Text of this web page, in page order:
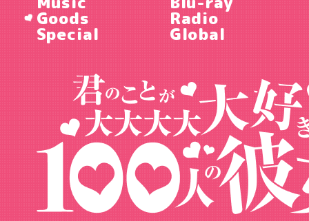
Goods Radio
Special Global